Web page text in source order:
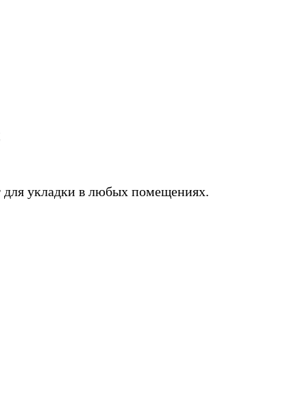
для укладки в любых помещениях.